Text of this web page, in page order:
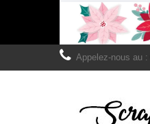
Appelez-nous au :